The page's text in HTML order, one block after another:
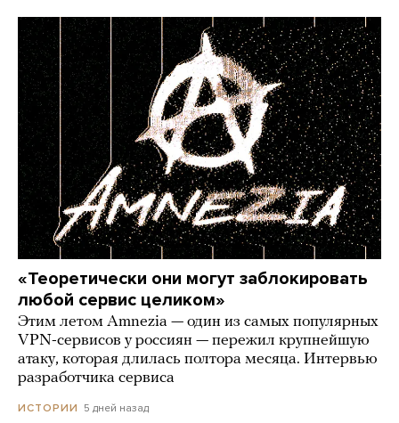
«Теоретически они могут заблокировать
любой сервис целиком»
Этим летом Amnezia — один из самых популярных
VPN-сервисов у россиян — пережил крупнейшую
атаку, которая длилась полтора месяца. Интервью
разработчика сервиса
ИСТОРИИ 5 дней назад